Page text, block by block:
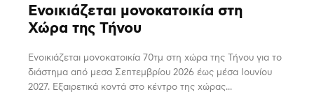
Ενοικιάζεται μονοκατοικία στη
Χώρα της Τήνου
Ενοικιάζεται μονοκατοικία 70τμ στη χώρα της Τήνου για το
διάστημα από μεσα Σεπτεμβρίου 2026 έως μέσα Ιουνίου
2027. Εξαιρετικά κοντά στο κέντρο της χώρας...